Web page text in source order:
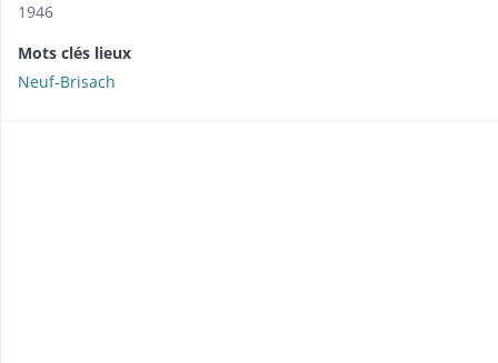
1946
Mots clés lieux
Neuf-Brisach